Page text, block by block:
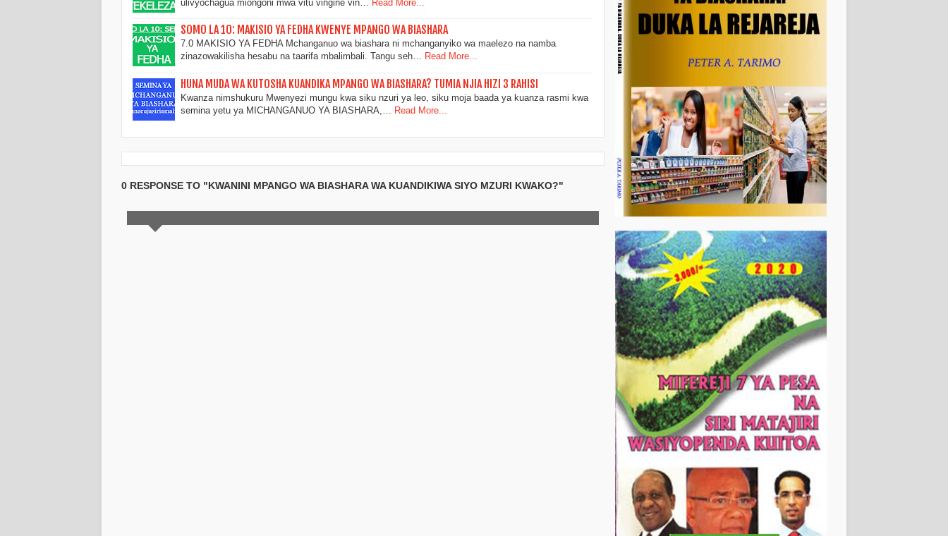
ulivyochagua miongoni mwa vitu vingine vin… Read More...
SOMO LA 10: MAKISIO YA FEDHA KWENYE MPANGO WA BIASHARA
7.0 MAKISIO YA FEDHA Mchanganuo wa biashara ni mchanganyiko wa maelezo na namba
zinazowakilisha hesabu na taarifa mbalimbali. Tangu seh… Read More...
HUNA MUDA WA KUTOSHA KUANDIKA MPANGO WA BIASHARA? TUMIA NJIA HIZI 3 RAHISI
Kwanza nimshukuru Mwenyezi mungu kwa siku nzuri ya leo, siku moja baada ya kuanza rasmi kwa
semina yetu ya MICHANGANUO YA BIASHARA,…
Read More...
0 RESPONSE TO "KWANINI MPANGO WA BIASHARA WA KUANDIKIWA SIYO MZURI KWAKO?"